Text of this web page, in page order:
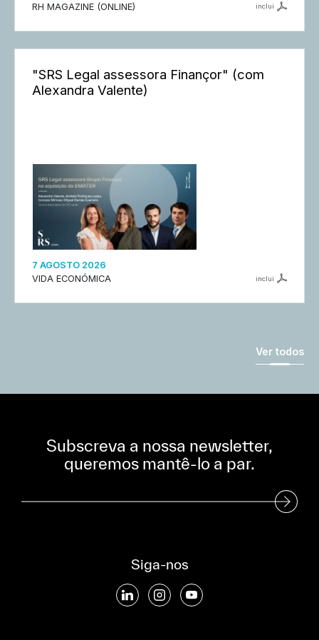
RH MAGAZINE (ONLINE)
inclui
"SRS Legal assessora Finançor" (com
Alexandra Valente)
7 AGOSTO 2026
VIDA ECONÓMICA
inclui
Ver todos
Subscreva a nossa newsletter,
queremos mantê-lo a par.
Subscreva a nossa Newsletter
Siga-nos